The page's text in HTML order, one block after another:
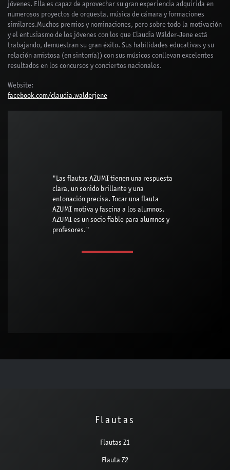
jóvenes. Ella es capaz de aprovechar su gran experiencia adquirida en
numerosos proyectos de orquesta, música de cámara y formaciones
similares.Muchos premios y nominaciones, pero sobre todo la motivación
y el entusiasmo de los jóvenes con los que Claudia Wälder-Jene está
trabajando, demuestran su gran éxito. Sus habilidades educativas y su
relación amistosa (en sintonía)) con sus músicos conllevan excelentes
resultados en los concursos y conciertos nacionales.
Website:
facebook.com/claudia.walderjene
"Las flautas AZUMI tienen una respuesta
clara, un sonido brillante y una
entonación precisa. Tocar una flauta
AZUMI motiva y fascina a los alumnos.
AZUMI es un socio fiable para alumnos y
profesores."
Flautas
Flautas Z1
Flauta Z2